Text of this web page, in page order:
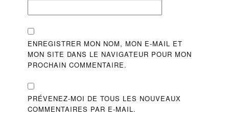
ENREGISTRER MON NOM, MON E-MAIL ET
MON SITE DANS LE NAVIGATEUR POUR MON
PROCHAIN COMMENTAIRE.
PRÉVENEZ-MOI DE TOUS LES NOUVEAUX
COMMENTAIRES PAR E-MAIL.